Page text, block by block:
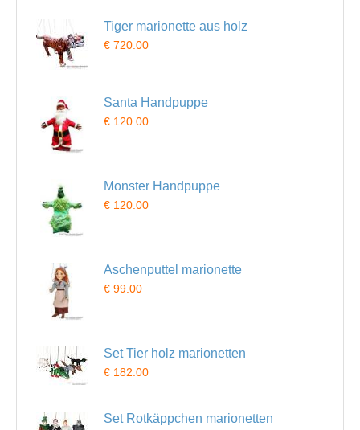
Tiger marionette aus holz
€ 720.00
Santa Handpuppe
€ 120.00
Monster Handpuppe
€ 120.00
Aschenputtel marionette
€ 99.00
Set Tier holz marionetten
€ 182.00
Set Rotkäppchen marionetten